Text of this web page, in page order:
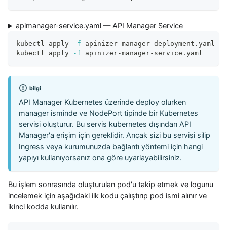
apimanager-service.yaml — API Manager Service
kubectl apply -f apinizer-manager-deployment.yaml
kubectl apply
-f apinizer-manager-service.yaml
bilgi
API Manager Kubernetes üzerinde deploy olurken
manager isminde ve NodePort tipinde bir Kubernetes
servisi oluşturur. Bu servis kubernetes dışından API
Manager'a erişim için gereklidir. Ancak sizi bu servisi silip
Ingress veya kurumunuzda bağlantı yöntemi için hangi
yapıyı kullanıyorsanız ona göre uyarlayabilirsiniz.
Bu işlem sonrasında oluşturulan pod'u takip etmek ve logunu
incelemek için aşağıdaki ilk kodu çalıştırıp pod ismi alınır ve
ikinci kodda kullanılır.